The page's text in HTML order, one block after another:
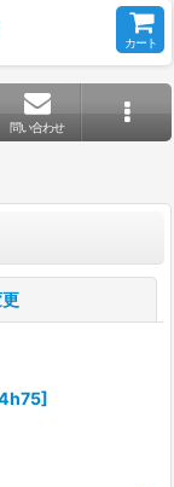
カート
問い合わせ
]